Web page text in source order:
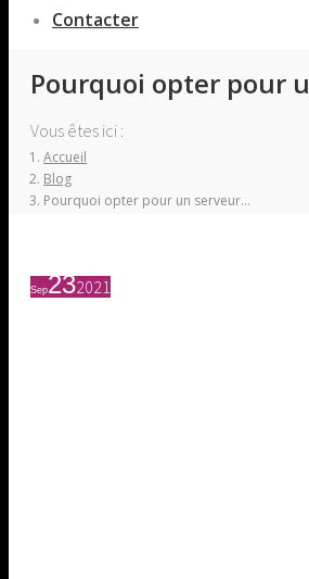
Contacter
Pourquoi opter pour
Vous êtes ici :
Accueil
Blog
Pourquoi opter pour un serveur…
Sep232021